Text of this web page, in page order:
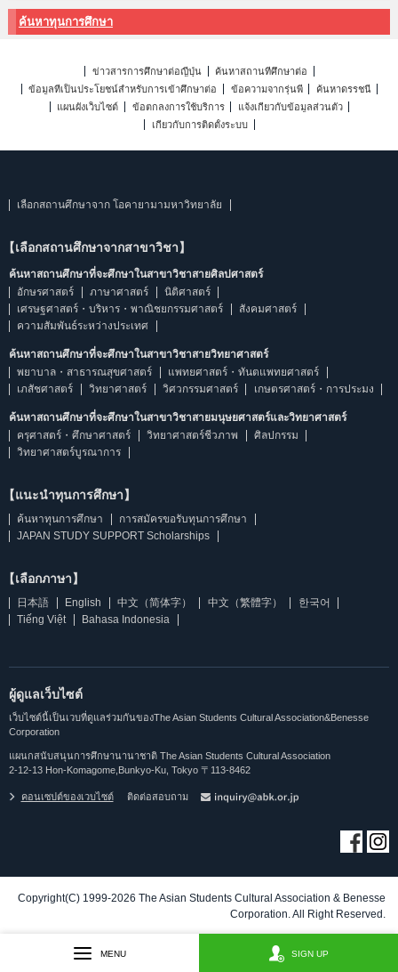
ค้นหาทุนการศึกษา
ข่าวสารการศึกษาต่อญี่ปุ่น
ค้นหาสถานที่ศึกษาต่อ
ข้อมูลที่เป็นประโยชน์สำหรับการเข้าศึกษาต่อ
ข้อความจากรุ่นพี่
ค้นหาดรรชนี
แผนผังเว็บไซต์
ข้อตกลงการใช้บริการ
แจ้งเกี่ยวกับข้อมูลส่วนตัว
เกี่ยวกับการติดตั้งระบบ
เลือกสถานศึกษาจาก โอคายามามหาวิทยาลัย
【เลือกสถานศึกษาจากสาขาวิชา】
ค้นหาสถานศึกษาที่จะศึกษาในสาขาวิชาสายศิลปศาสตร์
อักษรศาสตร์
ภาษาศาสตร์
นิติศาสตร์
เศรษฐศาสตร์・บริหาร・พาณิชยกรรมศาสตร์
สังคมศาสตร์
ความสัมพันธ์ระหว่างประเทศ
ค้นหาสถานศึกษาที่จะศึกษาในสาขาวิชาสายวิทยาศาสตร์
พยาบาล・สาธารณสุขศาสตร์
แพทยศาสตร์・ทันตแพทยศาสตร์
เภสัชศาสตร์
วิทยาศาสตร์ วิศวกรรมศาสตร์ เกษตรศาสตร์・การประมง
ค้นหาสถานศึกษาที่จะศึกษาในสาขาวิชาสายมนุษยศาสตร์และวิทยาศาสตร์
ครุศาสตร์・ศึกษาศาสตร์
วิทยาศาสตร์ชีวภาพ
ศิลปกรรม
วิทยาศาสตร์บูรณาการ
【แนะนำทุนการศึกษา】
ค้นหาทุนการศึกษา
การสมัครขอรับทุนการศึกษา
JAPAN STUDY SUPPORT Scholarships
【เลือกภาษา】
日本語 English 中文（简体字） 中文（繁體字）
한국어
Tiếng Việt
Bahasa Indonesia
ผู้ดูแลเว็บไซต์
เว็บไซต์นี้เป็นเวบที่ดูแลร่วมกันของThe Asian Students Cultural Association&Benesse
Corporation
แผนกสนับสนุนการศึกษานานาชาติ The Asian Students Cultural Association
2-12-13 Hon-Komagome,Bunkyo-Ku, Tokyo 〒113-8462
คอนเซปต์ของเวบไซต์ ติดต่อสอบถาม
Copyright(C) 1999-2026 The Asian Students Cultural Association & Benesse
Corporation. All Right Reserved.
MENU SIGN UP